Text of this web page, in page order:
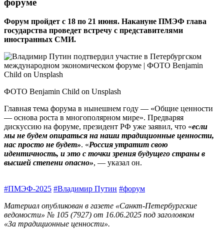
форуме
Форум пройдет с 18 по 21 июня. Накануне ПМЭФ глава
государства проведет встречу с представителями
иностранных СМИ.
ФОТО Benjamin Child on Unsplash
Главная тема форума в нынешнем году — «Общие ценности
— основа роста в многополярном мире». Предваряя
дискуссию на форуме, президент РФ уже заявил, что «если
мы не будем опираться на наши традиционные ценности,
нас просто не будет». «Россия утратит свою
идентичность, и это с точки зрения будущего страны в
высшей степени опасно», — указал он.
#ПМЭФ-2025 #Владимир Путин #форум
Материал опубликован в газете «Санкт-Петербургские
ведомости» № 105 (7927) от 16.06.2025 под заголовком
«За традиционные ценности».